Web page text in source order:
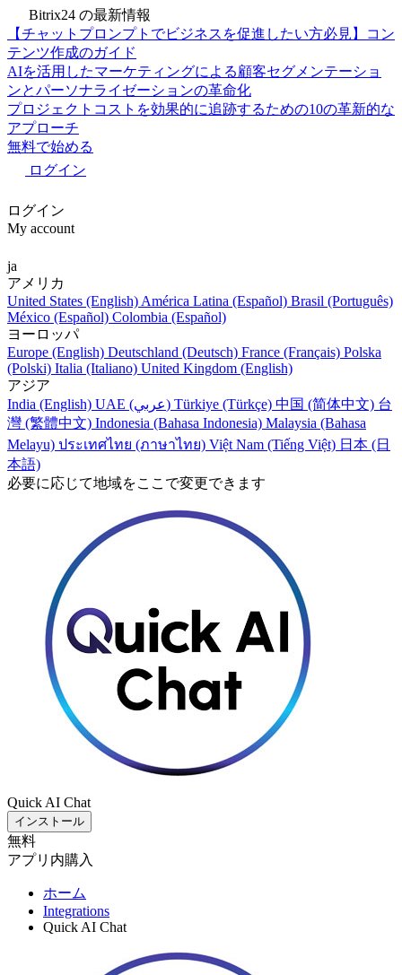
Bitrix24 の最新情報
【チャットプロンプトでビジネスを促進したい方必見】コン
テンツ作成のガイド
AIを活用したマーケティングによる顧客セグメンテーショ
ンとパーソナライゼーションの革命化
プロジェクトコストを効果的に追跡するための10の革新的な
アプローチ
無料で始める
ログイン
ログイン
My account
ja
アメリカ
United States (English) América Latina (Español) Brasil (Português)
México (Español) Colombia (Español)
ヨーロッパ
Europe (English) Deutschland (Deutsch) France (Français) Polska
(Polski) Italia (Italiano) United Kingdom (English)
アジア
India (English)
UAE (عربي) Türkiye (Türkçe) 中国 (简体中文) 台
灣 (繁體中文) Indonesia (Bahasa Indonesia) Malaysia (Bahasa
Melayu) ประเทศไทย (ภาษาไทย) Việt Nam (Tiếng Việt) 日本 (日
本語)
必要に応じて地域をここで変更できます
Quick AI Chat
インストール
無料
アプリ内購入
ホーム
Integrations
Quick AI Chat